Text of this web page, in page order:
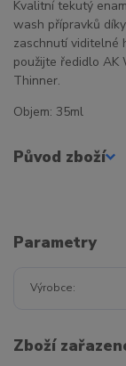
Kvalitní tekutý
wash přípravků
zaschnutí viditelné
použijte ředidlo
Thinner.
Objem: 35ml
Původ zboží
Parametry
Výrobce
Zboží